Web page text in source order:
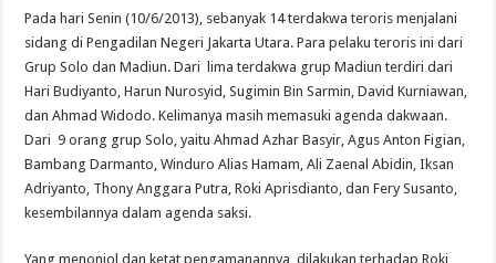
Pada hari Senin (10/6/2013), sebanyak 14 terdakwa teroris menjalani
sidang di Pengadilan Negeri Jakarta Utara. Para pelaku teroris ini dari
Grup Solo dan Madiun. Dari lima terdakwa grup Madiun terdiri dari
Hari Budiyanto, Harun Nurosyid, Sugimin Bin Sarmin, David Kurniawan,
dan Ahmad Widodo. Kelimanya masih memasuki agenda dakwaan.
Dari 9 orang grup Solo, yaitu Ahmad Azhar Basyir, Agus Anton Figian,
Bambang Darmanto, Winduro Alias Hamam, Ali Zaenal Abidin, Iksan
Adriyanto, Thony Anggara Putra, Roki Aprisdianto, dan Fery Susanto,
kesembilannya dalam agenda saksi.
Yang menonjol dan ketat pengamanannya, dilakukan terhadap Roki